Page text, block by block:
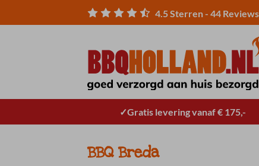
naar
4.5Sterren - 44 Reviews
Gratis levering vanaf € 175,-
BBQ Breda